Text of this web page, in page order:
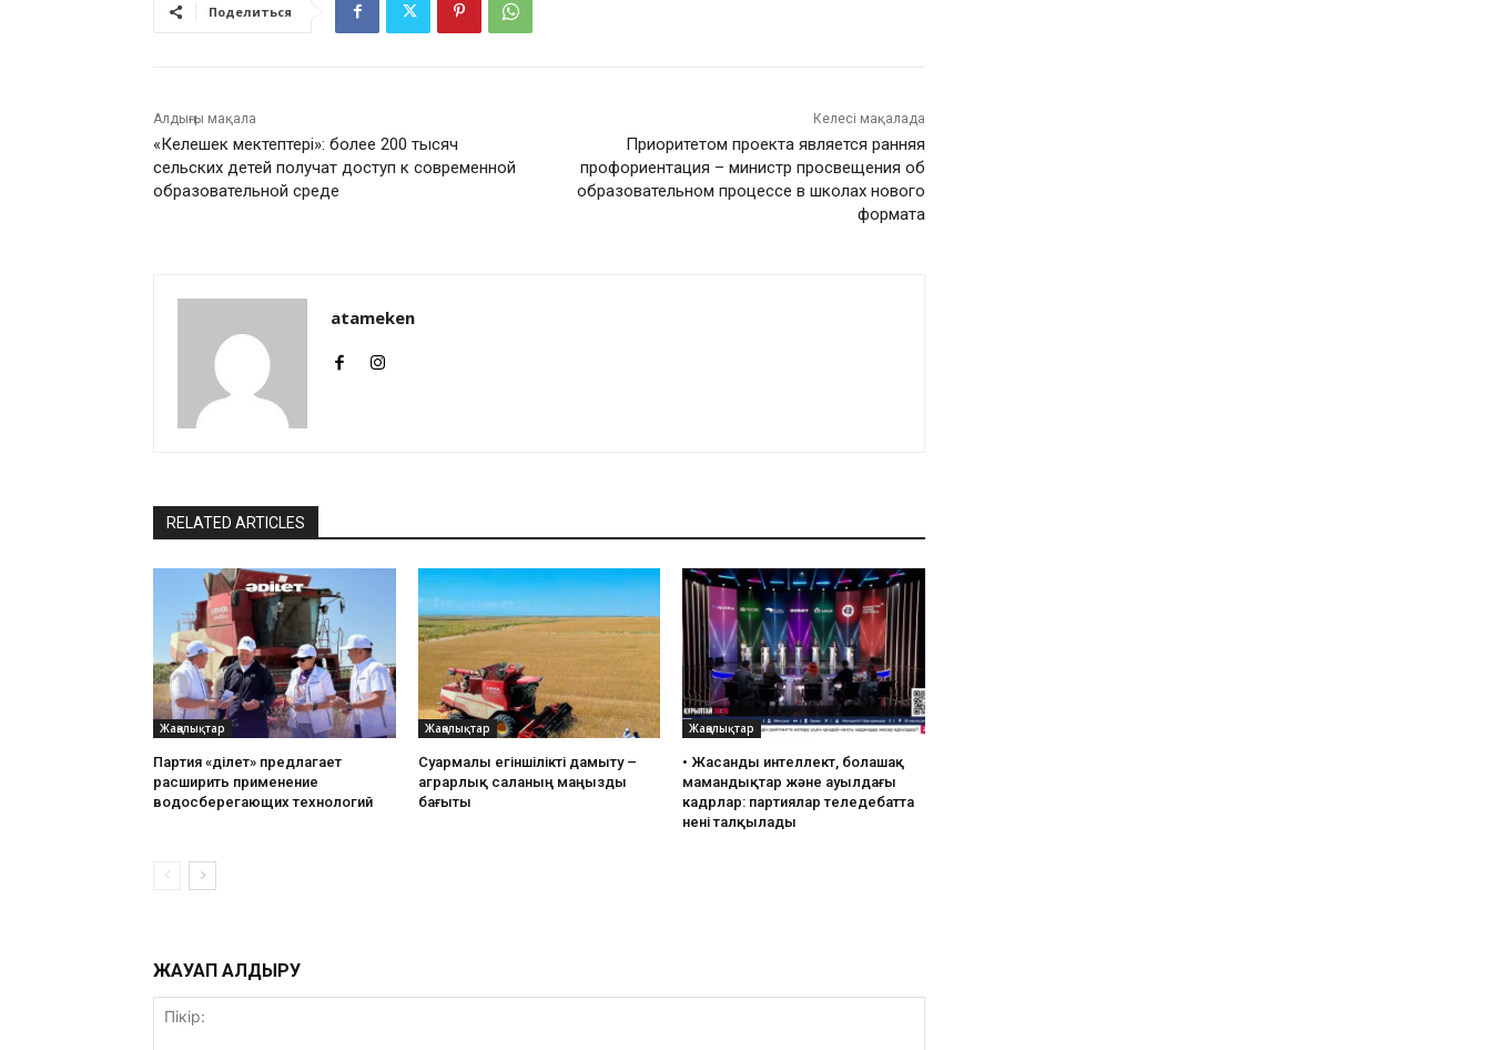
Поделиться
Алдыңғы мақала
«Келешек мектептері»: более 200 тысяч
сельских детей получат доступ к современной
образовательной среде
Келесі мақалада
Приоритетом проекта является ранняя
профориентация – министр просвещения об
образовательном процессе в школах нового
формата
atameken
RELATED ARTICLES
Жаңалықтар
Партия «Әділет» предлагает
расширить применение
водосберегающих технологий
Жаңалықтар
Суармалы егіншілікті дамыту –
аграрлық саланың маңызды
бағыты
Жаңалықтар
• ⁠Жасанды интеллект, болашақ
мамандықтар және ауылдағы
кадрлар: партиялар теледебатта
нені талқылады
ЖАУАП ҚАЛДЫРУ